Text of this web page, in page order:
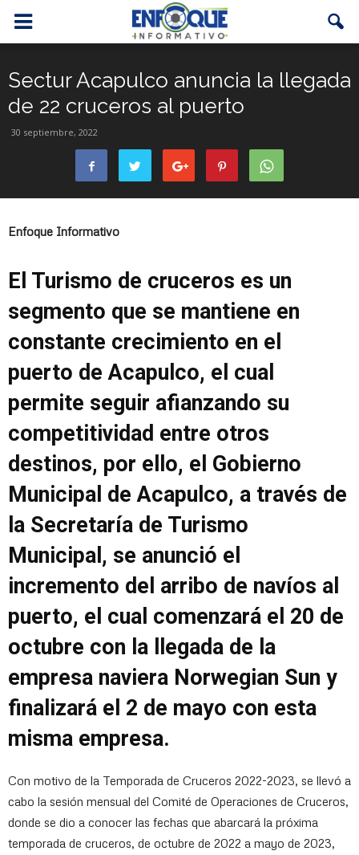
Sectur Acapulco anuncia la llegada
de 22 cruceros al puerto
30 septiembre, 2022
Enfoque Informativo
El Turismo de cruceros es un
segmento que se mantiene en
constante crecimiento en el
puerto de Acapulco, el cual
permite seguir afianzando su
competitividad entre otros
destinos, por ello, el Gobierno
Municipal de Acapulco, a través de
la Secretaría de Turismo
Municipal, se anunció el
incremento del arribo de navíos al
puerto, el cual comenzará el 20 de
octubre con la llegada de la
empresa naviera Norwegian Sun y
finalizará el 2 de mayo con esta
misma empresa.
Con motivo de la Temporada de Cruceros 2022-2023, se llevó a
cabo la sesión mensual del Comité de Operaciones de Cruceros,
donde se dio a conocer las fechas que abarcará la próxima
temporada de cruceros, de octubre de 2022 a mayo de 2023,